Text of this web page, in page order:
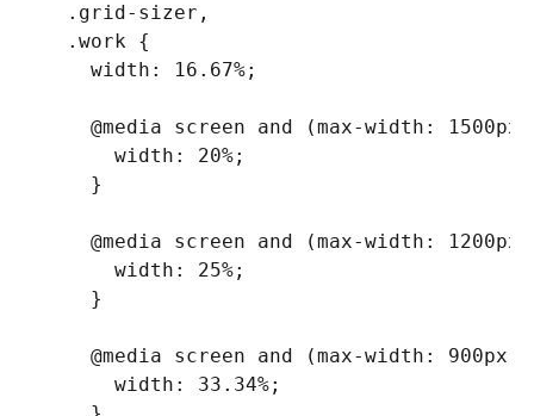
.grid-sizer,
  .work
{
width : 16.67%;
@media screen and (max-width : 1500px
width : 20%;
}
@media screen and (max-width : 1200px
width : 25%;
}
@media screen and (max-width : 900px
width : 33.34%;